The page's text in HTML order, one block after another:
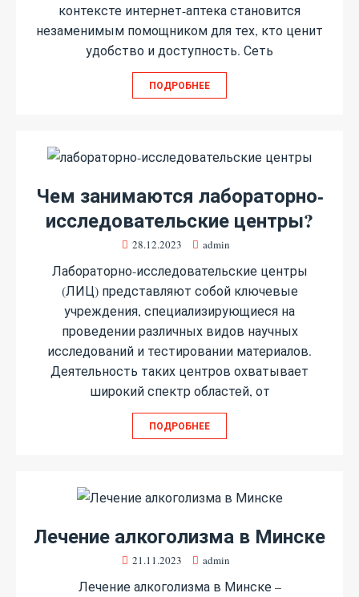
контексте интернет-аптека становится
незаменимым помощником для тех, кто ценит
удобство и доступность. Сеть
ПОДРОБНЕЕ
Чем занимаются лабораторно-
исследовательские центры?
28.12.2023 admin
Лабораторно-исследовательские центры
(ЛИЦ) представляют собой ключевые
учреждения, специализирующиеся на
проведении различных видов научных
исследований и тестировании материалов.
Деятельность таких центров охватывает
широкий спектр областей, от
ПОДРОБНЕЕ
Лечение алкоголизма в Минске
21.11.2023 admin
Лечение алкоголизма в Минске –